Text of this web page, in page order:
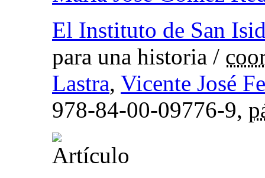
El Instituto de San
para una historia /
Lastra, Vicente José
978-84-00-09776-9,